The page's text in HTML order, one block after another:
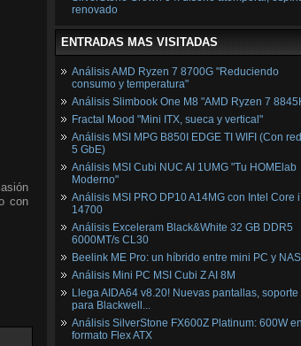
con
renovado
ENTRADAS MAS VISITADAS
Análisis AMD Ryzen 7 8700G "Reduciendo
consumo y temperatura"
Análisis Slimbook One M8 "AMD Ryzen 7
Fractal Mood "Mini ITX, sueca y vertical"
Análisis MSI MPG B850I EDGE TI WIFI (Con
5 GbE)
Análisis MSI Cubi NUC AI 1UMG "Tu HOMElab
Moderno"
Análisis MSI PRO DP10 A14MG con Intel Core
14700
Análisis Exceleram Black&White 32 GB DDR5
6000MT/s CL30
Beelink ME Pro: un híbrido entre mini PC y NAS
Análisis Mini PC MSI Cubi Z AI 8M
Llega AIDA64 v8.20! Nuevas pantallas, soporte
para Blackwell...
Análisis SilverStone FX600Z Platinum: 600W
formato Flex ATX